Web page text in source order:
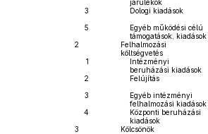
járulékok
3
Dologi kiadások
5
Egyéb működési célú
támogatások, kiadások
2
Felhalmozási
költségvetés
1
Intézményi
beruházási kiadások
2
Felújítás
3
Egyéb intézményi
felhalmozási kiadások
4
Központi beruházási
kiadások
3
Kölcsönök